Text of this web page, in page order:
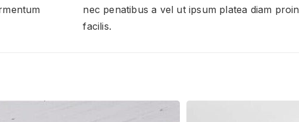
nec penatibus a vel ut ipsum platea diam proin
facilis.